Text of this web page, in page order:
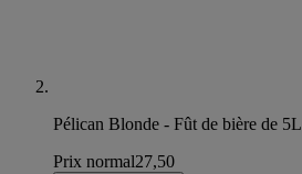
Pélican Blonde - Fût de bière de 5L
Prix normal27,50